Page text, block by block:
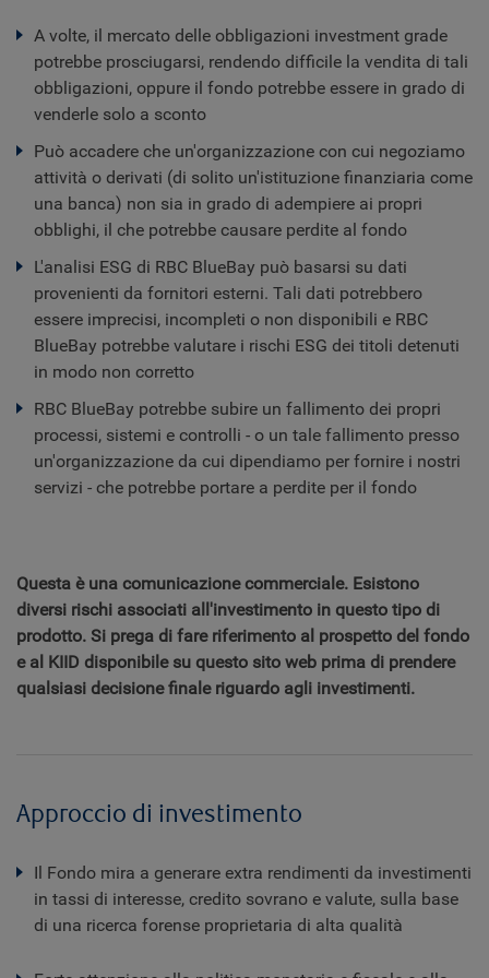
A volte, il mercato delle obbligazioni investment grade
potrebbe prosciugarsi, rendendo difficile la vendita di tali
obbligazioni, oppure il fondo potrebbe essere in grado di
venderle solo a sconto
Può accadere che un'organizzazione con cui negoziamo
attività o derivati (di solito un'istituzione finanziaria come
una banca) non sia in grado di adempiere ai propri
obblighi, il che potrebbe causare perdite al fondo
L'analisi ESG di RBC BlueBay può basarsi su dati
provenienti da fornitori esterni. Tali dati potrebbero
essere imprecisi, incompleti o non disponibili e RBC
BlueBay potrebbe valutare i rischi ESG dei titoli detenuti
in modo non corretto
RBC BlueBay potrebbe subire un fallimento dei propri
processi, sistemi e controlli - o un tale fallimento presso
un'organizzazione da cui dipendiamo per fornire i nostri
servizi - che potrebbe portare a perdite per il fondo
Questa è una comunicazione commerciale. Esistono
diversi rischi associati all'investimento in questo tipo di
prodotto. Si prega di fare riferimento al prospetto del fondo
e al KIID disponibile su questo sito web prima di prendere
qualsiasi decisione finale riguardo agli investimenti.
Approccio di investimento
Il Fondo mira a generare extra rendimenti da investimenti
in tassi di interesse, credito sovrano e valute, sulla base
di una ricerca forense proprietaria di alta qualità